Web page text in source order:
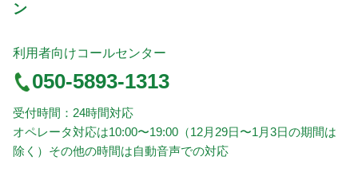
ン
利用者向けコールセンター
050-5893-1313
受付時間：24時間対応
オペレータ対応は10:00〜19:00（12月29日〜1月3日の期間は
除く）その他の時間は自動音声での対応